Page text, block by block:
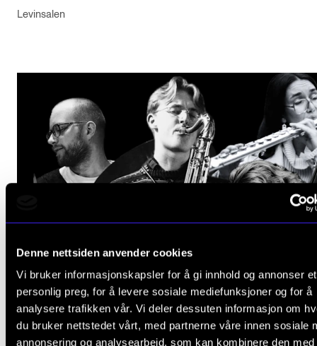
Denne nettsiden anvender cookies
Vi bruker informasjonskapsler for å gi innhold og annonser et
personlig preg, for å levere sosiale mediefunksjoner og for å
analysere trafikken vår. Vi deler dessuten informasjon om
du bruker nettstedet vårt, med partnerne våre innen sosiale
annonsering og analysearbeid, som kan kombinere den med
Levinsalen